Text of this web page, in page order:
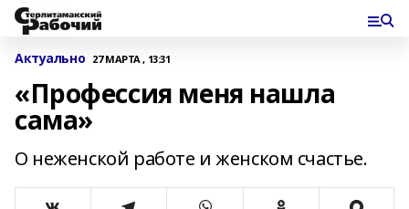
Актуально 27 МАРТА , 13:31
«Профессия меня нашла
сама»
О неженской работе и женском счастье.